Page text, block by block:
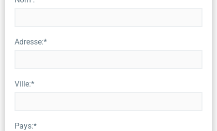
Adresse:*
Ville:*
Pays:*